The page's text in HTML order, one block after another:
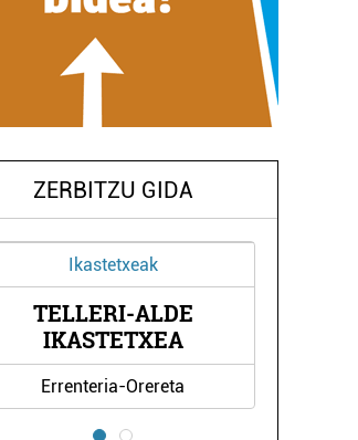
ZERBITZU GIDA
KOSMOS TATTOO